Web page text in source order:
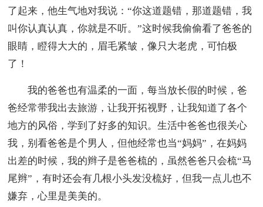
了起来，他生气地对我说：“你这道题错，那道题错，我
叫你认真认真，你就是不听。”这时候我偷偷看了爸爸的
眼睛，瞪得大大的，眉毛紧皱，像只大老虎，可怕极
了！
我的爸爸也有温柔的一面，每当放长假的时候，爸
爸经常带我出去旅游，让我开拓视野，让我知道了各个
地方的风俗，学到了好多的知识。生活中爸爸也很关心
我，别看爸爸是个男人，但他经常也当“妈妈”，在妈妈
出差的时候，我的辫子是爸爸梳的，虽然爸爸只会梳“马
尾辫”，有时还会有几根小头发没梳好，但我一点儿也不
嫌弃，心里是美美的。